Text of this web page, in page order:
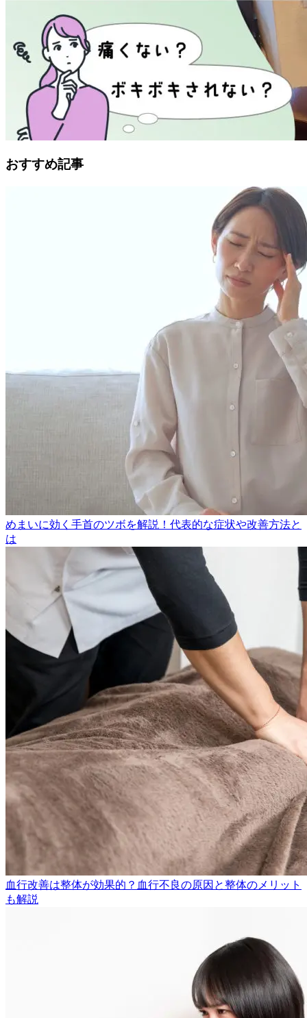
おすすめ記事
めまいに効く手首のツボを解説！代表的な症状や改善方法と
は
血行改善は整体が効果的？血行不良の原因と整体のメリット
も解説